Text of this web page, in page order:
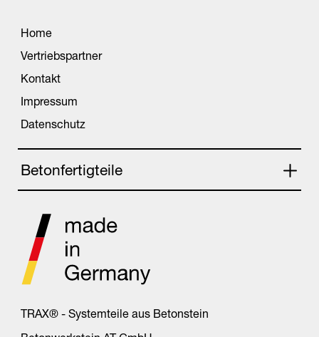
Home
Vertriebspartner
Kontakt
Impressum
Datenschutz
Betonfertigteile
TRAX® - Systemteile aus Betonstein